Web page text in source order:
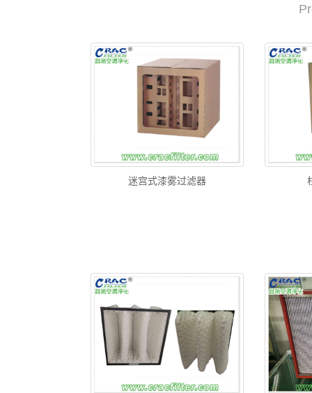
迷宫式漆雾过滤器